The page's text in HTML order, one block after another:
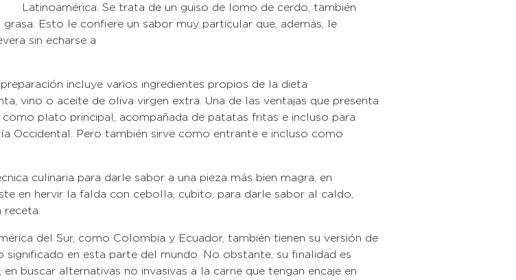
un guiso de lomo de cerdo, también
Esto le confiere un sabor muy particular que, además, le
sin echarse a
incluye varios ingredientes propios de la dieta
vino o aceite de oliva virgen extra. Una de las ventajas que presenta
como plato principal, acompañada de patatas fritas e incluso para
Occidental. Pero también sirve como entrante e incluso como
culinaria para darle sabor a una pieza más bien magra, en
en hervir la falda con cebolla, cubito, para darle sabor al caldo,
Luego les dejo la receta.
del Sur, como Colombia y Ecuador, también tienen su versión de
en esta parte del mundo. No obstante, su finalidad es
buscar alternativas no invasivas a la carne que tengan encaje en